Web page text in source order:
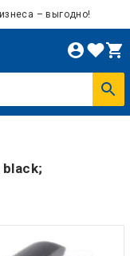
– выгодно!